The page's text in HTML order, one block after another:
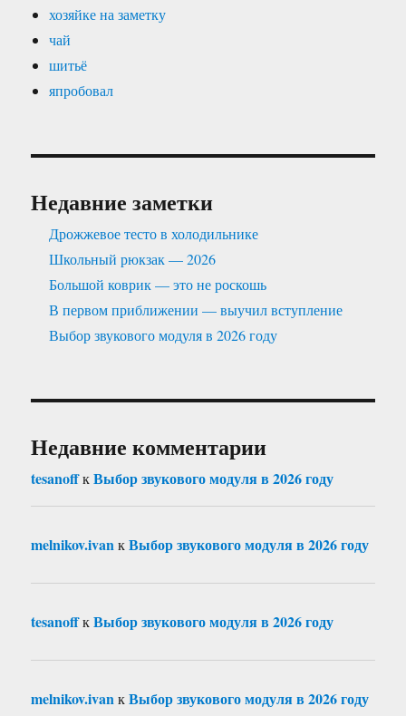
хозяйке на заметку
чай
шитьё
япробовал
Недавние заметки
Дрожжевое тесто в холодильнике
Школьный рюкзак — 2026
Большой коврик — это не роскошь
В первом приближении — выучил вступление
Выбор звукового модуля в 2026 году
Недавние комментарии
tesanoffкВыбор звукового модуля в 2026 году
melnikov.ivanкВыбор звукового модуля в 2026 году
tesanoffкВыбор звукового модуля в 2026 году
melnikov.ivanкВыбор звукового модуля в 2026 году